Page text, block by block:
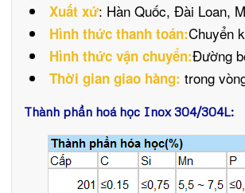
Xuất xứ: Hàn Quốc, Đài Loan,
Hình thức thanh toán:Chuyển
Hình thức vận chuyển:Đường
Thời gian giao hàng:trong
Thành phần hoá học Inox 304/304L: